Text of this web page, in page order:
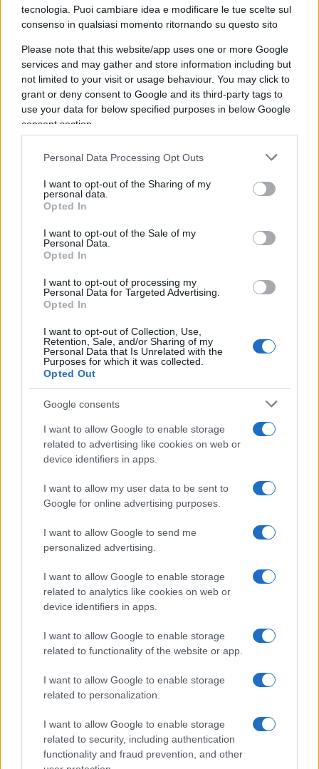
tecnologia. Puoi cambiare idea e modificare le tue scelte sul
consenso in qualsiasi momento ritornando su questo sito
Please note that this website/app uses one or more Google
services and may gather and store information including but
not limited to your visit or usage behaviour. You may click to
grant or deny consent to Google and its third-party tags to
use your data for below specified purposes in below Google
consent section.
Personal Data Processing Opt Outs
I want to opt-out of the Sharing of my
personal data.
Opted In
I want to opt-out of the Sale of my
Personal Data.
Opted In
I want to opt-out of processing my
Personal Data for Targeted Advertising.
Opted In
I want to opt-out of Collection, Use,
Retention, Sale, and/or Sharing of my
Personal Data that Is Unrelated with the
Purposes for which it was collected.
Opted Out
Google consents
I want to allow Google to enable storage
related to advertising like cookies on web or
device identifiers in apps.
I want to allow my user data to be sent to
Google for online advertising purposes.
I want to allow Google to send me
personalized advertising.
I want to allow Google to enable storage
related to analytics like cookies on web or
device identifiers in apps.
I want to allow Google to enable storage
related to functionality of the website or app.
I want to allow Google to enable storage
related to personalization.
I want to allow Google to enable storage
related to security, including authentication
functionality and fraud prevention, and other
migliorie e nuove opere
7 miliardiper i costi del lavoro
3,6 milairdiil canone riconosciuto all’Anas
(cosiddetto sovrapprezzo)
2,1 i miliardi
beneficiato (130 milionidi euro l’anno)
la media dei dividendi al socio di riferimento,
la famiglia Benetton (600 milionitotali circa
guadagnati dal 2001)
#CROLLO PONTE GENOVA
Commenta per primo
SEDUTE SATIRICHE
Vai all'archivio delle vignette
Sanchez fa l’offeso e